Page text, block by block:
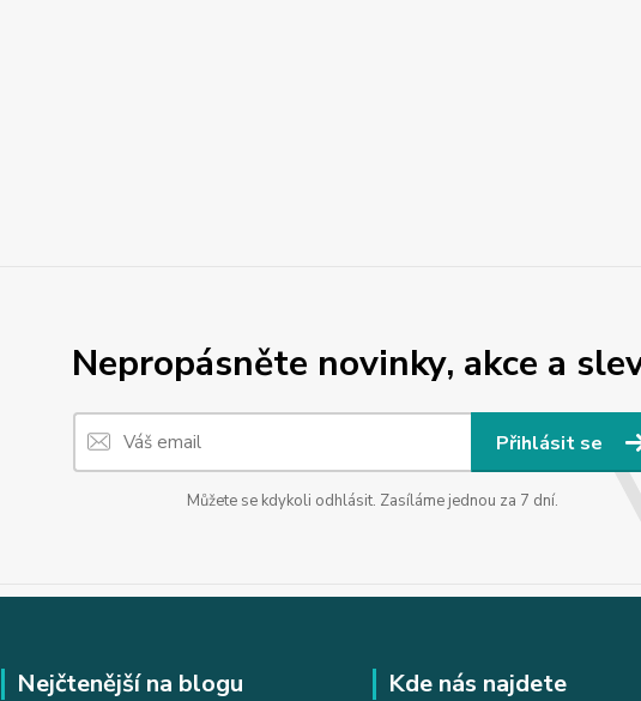
Nepropásněte novinky, akce a
Přihlásit se
Můžete se kdykoli odhlásit. Zasíláme jednou za 7 dní.
Nejčtenější na blogu Kde nás najdete